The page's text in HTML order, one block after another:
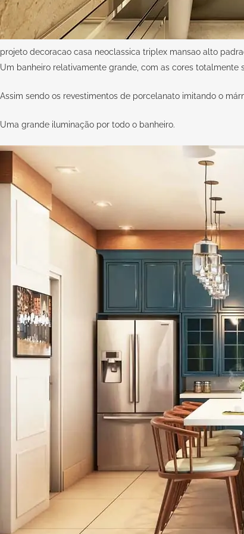
projeto decoracao casa neoclassica triplex mansao alto
Um banheiro relativamente grande, com as cores totalmente
Assim sendo os revestimentos de porcelanato imitando o
Uma grande iluminação por todo o banheiro.